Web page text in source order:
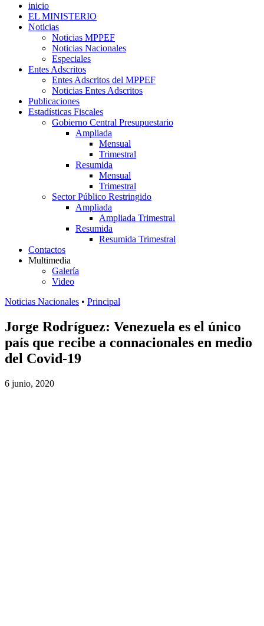
inicio
EL MINISTERIO
Noticias
Noticias MPPEF
Noticias Nacionales
Especiales
Entes Adscritos
Entes Adscritos del MPPEF
Noticias Entes Adscritos
Publicaciones
Estadísticas Fiscales
Gobierno Central Presupuestario
Ampliada
Mensual
Trimestral
Resumida
Mensual
Trimestral
Sector Público Restringido
Ampliada
Ampliada Trimestral
Resumida
Resumida Trimestral
Contactos
Multimedia
Galería
Video
Noticias Nacionales • Principal
Jorge Rodríguez: Venezuela es el único
país que recibe a connacionales en medio
del Covid-19
6 junio, 2020